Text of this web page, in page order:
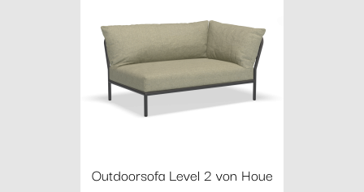
Outdoorsofa Level 2 von Houe